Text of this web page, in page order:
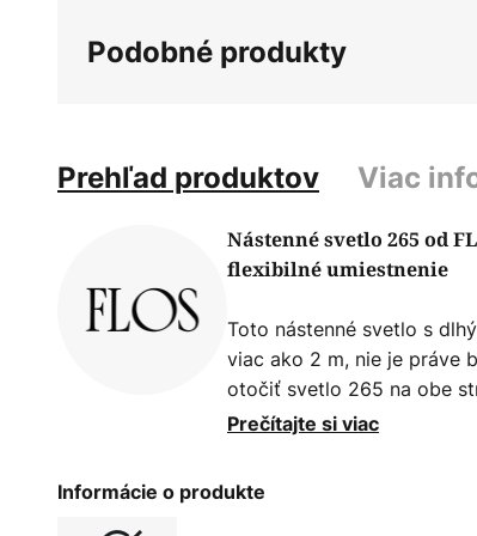
obrázkov
Podobné produkty
Prehľad produktov Viac
Nástenné svetlo 265 od
flexibilné umiestnenie
Toto nástenné svetlo s
viac ako 2 m, nie je práve
otočiť svetlo 265 na obe
dosiahne presne miesto,
alternatívu napríklad pre
moderný dizajn, takže aj
Prečítajte si viac
Informácie o produkte